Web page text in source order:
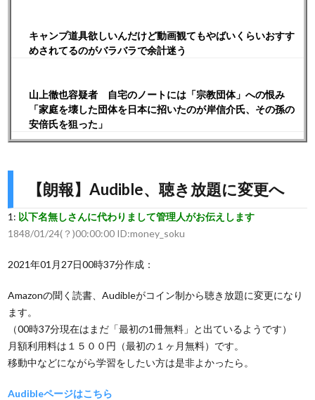
キャンプ道具欲しいんだけど動画観てもやばいくらいおすす
めされてるのがバラバラで余計迷う
山上徹也容疑者 自宅のノートには「宗教団体」への恨み
「家庭を壊した団体を日本に招いたのが岸信介氏、その孫の
安倍氏を狙った」
【朗報】Audible、聴き放題に変更へ
1: 以下名無しさんに代わりまして管理人がお伝えします
1848/01/24(？)00:00:00 ID:money_soku
2021年01月27日00時37分作成：
Amazonの聞く読書、Audibleがコイン制から聴き放題に変更になり
ます。
（00時37分現在はまだ「最初の1冊無料」と出ているようです）
月額利用料は１５００円（最初の１ヶ月無料）です。
移動中などにながら学習をしたい方は是非よかったら。
Audibleページはこちら